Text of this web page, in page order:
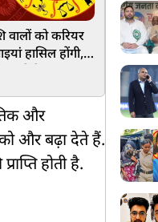
वालों को करियर
हासिल होंगी,
तुला राशि
में लाभ
का रुका
सकता है,
दिन कैसा
और
को और बढ़ा देते हैं.
होती है.